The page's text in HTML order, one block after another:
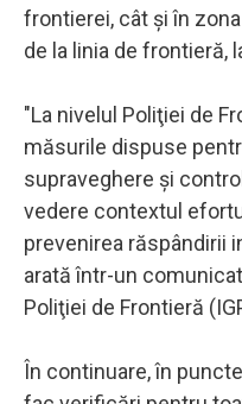
frontierei, cât şi în
de la linia de frontieră,
"La nivelul Poliţiei de
măsurile dispuse
supraveghere şi
vedere contextul
prevenirea răspândirii
arată într-un
Poliţiei de Frontieră
În continuare, în